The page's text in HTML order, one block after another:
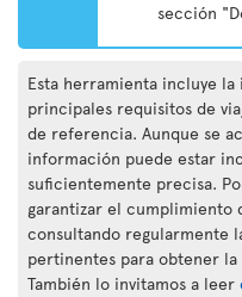
sección
Esta herramienta incluye
principales requisitos de
de referencia. Aunque se
información puede estar
suficientemente precisa.
garantizar el cumplimiento
consultando regularmente
pertinentes para obtener
También lo invitamos a leer